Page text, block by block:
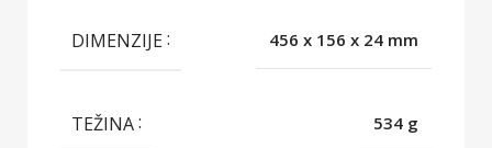
DIMENZIJE 456 x 156 x 24 mm
TEŽINA 534 g